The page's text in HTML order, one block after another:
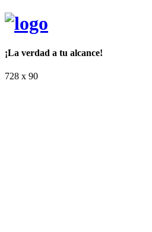
¡La verdad a tu alcance!
728 x 90